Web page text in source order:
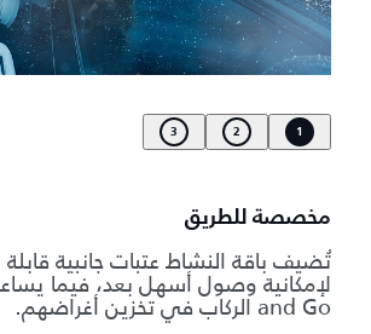
1
2
3
مخصصة للطريق
تُضيف باقة النشاط عتبات جانبية
and Go الركاب في تخزين أغراضهم.